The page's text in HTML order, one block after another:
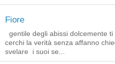
Fiore
gentile degli abissi dolcemente
cerchi la verità senza affanno
svelare i suoi se...